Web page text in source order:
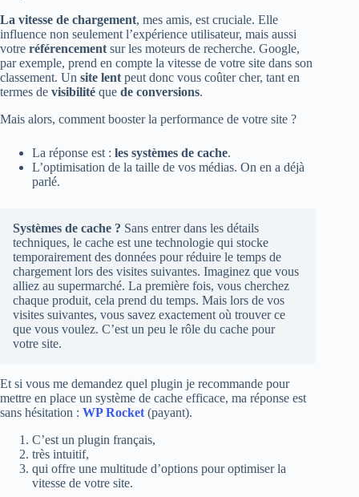
La vitesse de chargement, mes amis, est cruciale. Elle
influence non seulement l’expérience utilisateur, mais aussi
votre référencement sur les moteurs de recherche. Google,
par exemple, prend en compte la vitesse de votre site dans son
classement. Un site lent peut donc vous coûter cher, tant en
termes de visibilité que de conversions.
Mais alors, comment booster la performance de votre site ?
La réponse est : les systèmes de cache.
L’optimisation de la taille de vos médias. On en a déjà
parlé.
Systèmes de cache ? Sans entrer dans les détails
techniques, le cache est une technologie qui stocke
temporairement des données pour réduire le temps de
chargement lors des visites suivantes. Imaginez que vous
alliez au supermarché. La première fois, vous cherchez
chaque produit, cela prend du temps. Mais lors de vos
visites suivantes, vous savez exactement où trouver ce
que vous voulez. C’est un peu le rôle du cache pour
votre site.
Et si vous me demandez quel plugin je recommande pour
mettre en place un système de cache efficace, ma réponse est
sans hésitation : WP Rocket (payant).
C’est un plugin français,
très intuitif,
qui offre une multitude d’options pour optimiser la
vitesse de votre site.